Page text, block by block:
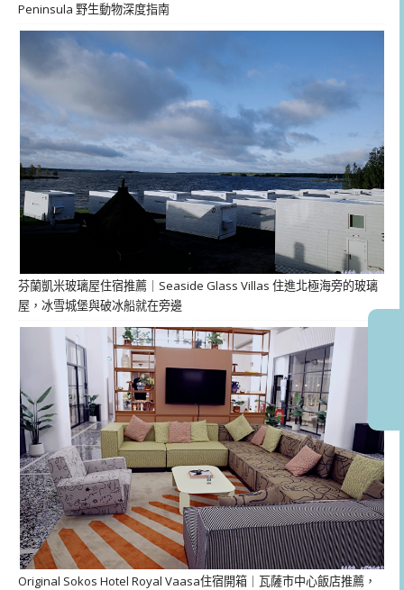
Peninsula 野生動物深度指南
芬蘭凱米玻璃屋住宿推薦｜Seaside Glass Villas 住進北極海旁的玻璃
屋，冰雪城堡與破冰船就在旁邊
Original Sokos Hotel Royal Vaasa住宿開箱｜瓦薩市中心飯店推薦，